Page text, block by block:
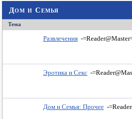
Дом и Семья
Тема
Развлечения -
Эротика и Секс -
Дом и Семья: Прочее -